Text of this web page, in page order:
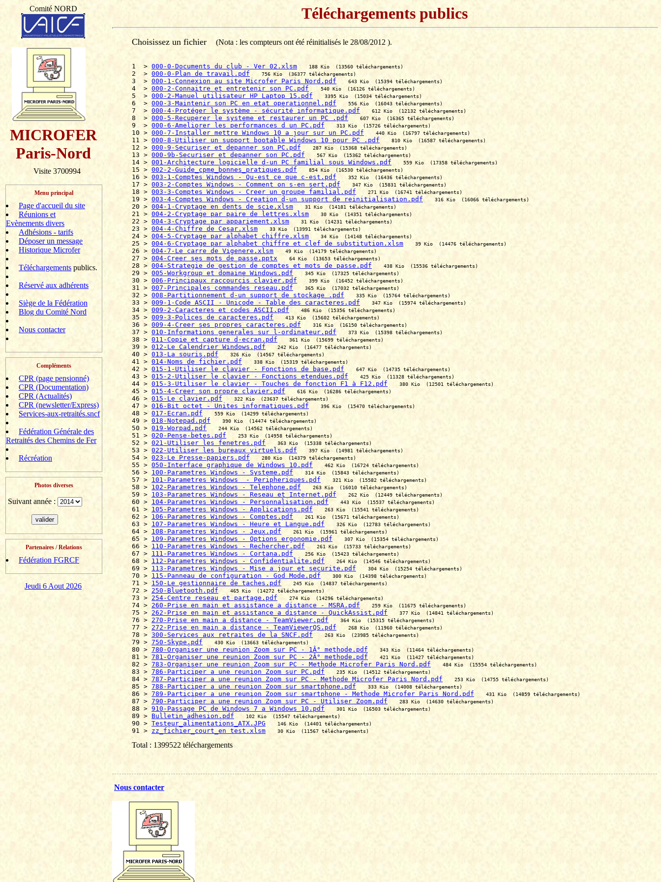
Comité NORD
MICROFER
Paris-Nord
Visite 3700994
Menu principal
Page d'accueil du site
Réunions et
Evènements divers
Adhésions - tarifs
Déposer un message
Historique Microfer
Téléchargements publics.
Réservé aux adhérents
Siège de la Fédération
Blog du Comité Nord
Nous contacter
Compléments
CPR (page pensionné)
CPR (Documentation)
CPR (Actualités)
CPR (newsletter/Express)
Services-aux-retraités.sncf
Fédération Générale des
Retraités des Chemins de Fer
Récréation
Photos diverses
Suivant année :
Partenaires / Relations
Fédération FGRCF
Jeudi 6 Aout 2026
Téléchargements publics
Choisissez un fichier (Nota : les compteurs ont été réinitialisés le 28/08/2012 ).
1  > 000-0-Documents du club - Ver 02.xlsm 188 Kio  (13560 téléchargements)
2  > 000-0-Plan de travail.pdf 756 Kio  (36377 téléchargements)
3  > 000-1-Connexion au site Microfer Paris Nord.pdf 643 Kio  (15394 téléchargements)
4  > 000-2-Connaitre et entretenir son PC.pdf 540 Kio  (16126 téléchargements)
5  > 000-2-Manuel utilisateur HP Laptop 15.pdf 3395 Kio  (15034 téléchargements)
6  > 000-3-Maintenir son PC en etat operationnel.pdf 556 Kio  (16043 téléchargements)
7  > 000-4-Protéger le système - sécurité informatique.pdf 612 Kio  (12132 téléchargements)
8  > 000-5-Recuperer le systeme et restaurer un PC .pdf 607 Kio  (16365 téléchargements)
9  > 000-6-Ameliorer les performances d un PC.pdf 313 Kio  (15726 téléchargements)
10 > 000-7-Installer mettre Windows 10 a jour sur un PC.pdf 440 Kio  (16797 téléchargements)
11 > 000-8-Utiliser un support bootable Windows 10 pour PC .pdf 810 Kio  (16587 téléchargements)
12 > 000-9-Securiser et depanner son PC.pdf 287 Kio  (15368 téléchargements)
13 > 000-9b-Securiser et depanner son PC.pdf 567 Kio  (15362 téléchargements)
14 > 001-Architecture logicielle d-un PC familial sous Windows.pdf 559 Kio  (17358 téléchargements)
15 > 002-2-Guide_cpme_bonnes_pratiques.pdf 854 Kio  (16530 téléchargements)
16 > 003-1-Comptes Windows - Qu-est ce que c-est.pdf 352 Kio  (16436 téléchargements)
17 > 003-2-Comptes Windows - Comment on s-en sert.pdf 347 Kio  (15831 téléchargements)
18 > 003-3-Comptes Windows - Creer un groupe familial.pdf 271 Kio  (16741 téléchargements)
19 > 003-4-Comptes Windows - Creation d-un support de reinitialisation.pdf 316 Kio  (16066 téléchargements)
20 > 004-1-Cryptage en dents de scie.xlsm 31 Kio  (14181 téléchargements)
21 > 004-2-Cryptage par paire de lettres.xlsm 30 Kio  (14351 téléchargements)
22 > 004-3-Cryptage par appariement.xlsm 31 Kio  (14231 téléchargements)
23 > 004-4-Chiffre de Cesar.xlsm 33 Kio  (13991 téléchargements)
24 > 004-5-Cryptage par alphabet chiffre.xlsm 34 Kio  (14148 téléchargements)
25 > 004-6-Cryptage par alphabet chiffre et clef de substitution.xlsm 39 Kio  (14476 téléchargements)
26 > 004-7-Le carre de Vigenere.xlsm 49 Kio  (14179 téléchargements)
27 > 004-Creer ses mots de passe.pptx 64 Kio  (13653 téléchargements)
28 > 004-Strategie de gestion de comptes et mots de passe.pdf 438 Kio  (15536 téléchargements)
29 > 005-Workgroup et domaine Windows.pdf 345 Kio  (17325 téléchargements)
30 > 006-Principaux raccourcis clavier.pdf 399 Kio  (16452 téléchargements)
31 > 007-Principales commandes reseau.pdf 365 Kio  (17032 téléchargements)
32 > 008-Partitionnement d-un support de stockage .pdf 335 Kio  (15764 téléchargements)
33 > 009-1-Code ASCII - Unicode - Table des caracteres.pdf 347 Kio  (15974 téléchargements)
34 > 009-2-Caracteres et codes ASCII.pdf 486 Kio  (15356 téléchargements)
35 > 009-3-Polices de caracteres.pdf 413 Kio  (15602 téléchargements)
36 > 009-4-Creer ses propres caracteres.pdf 316 Kio  (16150 téléchargements)
37 > 010-Informations generales sur l-ordinateur.pdf 373 Kio  (15398 téléchargements)
38 > 011-Copie et capture d-ecran.pdf 361 Kio  (15699 téléchargements)
39 > 012-Le Calendrier Windows.pdf 242 Kio  (16477 téléchargements)
40 > 013-La souris.pdf 326 Kio  (14567 téléchargements)
41 > 014-Noms de fichier.pdf 338 Kio  (15319 téléchargements)
42 > 015-1-Utiliser le clavier - Fonctions de base.pdf 647 Kio  (14735 téléchargements)
43 > 015-2-Utiliser le clavier - Fonctions etendues.pdf 425 Kio  (11328 téléchargements)
44 > 015-3-Utiliser le clavier - Touches de fonction F1 à F12.pdf 380 Kio  (12501 téléchargements)
45 > 015-4-Creer son propre clavier.pdf 616 Kio  (16286 téléchargements)
46 > 015-Le clavier.pdf 322 Kio  (23637 téléchargements)
47 > 016-Bit octet - Unites informatiques.pdf 396 Kio  (15470 téléchargements)
48 > 017-Ecran.pdf 559 Kio  (14299 téléchargements)
49 > 018-Notepad.pdf 390 Kio  (14474 téléchargements)
50 > 019-Worpad.pdf 244 Kio  (14562 téléchargements)
51 > 020-Pense-betes.pdf 253 Kio  (14958 téléchargements)
52 > 021-Utiliser les fenetres.pdf 363 Kio  (15338 téléchargements)
53 > 022-Utiliser les bureaux virtuels.pdf 397 Kio  (14981 téléchargements)
54 > 023-Le Presse-papiers.pdf 280 Kio  (14379 téléchargements)
55 > 050-Interface graphique de Windows 10.pdf 462 Kio  (16724 téléchargements)
56 > 100-Parametres Windows - Systeme.pdf 314 Kio  (15843 téléchargements)
57 > 101-Parametres Windows  - Peripheriques.pdf 321 Kio  (15582 téléchargements)
58 > 102-Parametres Windows - Telephone.pdf 263 Kio  (16010 téléchargements)
59 > 103-Parametres Windows - Reseau et Internet.pdf 262 Kio  (12449 téléchargements)
60 > 104-Parametres Windows - Personnalisation.pdf 443 Kio  (15537 téléchargements)
61 > 105-Parametres Windows - Applications.pdf 263 Kio  (15541 téléchargements)
62 > 106-Parametres Windows - Comptes.pdf 261 Kio  (15671 téléchargements)
63 > 107-Parametres Windows - Heure et Langue.pdf 326 Kio  (12783 téléchargements)
64 > 108-Parametres Windows - Jeux.pdf 261 Kio  (15961 téléchargements)
65 > 109-Parametres Windows - Options ergonomie.pdf 307 Kio  (15354 téléchargements)
66 > 110-Parametres Windows - Rechercher.pdf 261 Kio  (15733 téléchargements)
67 > 111-Parametres Windows - Cortana.pdf 256 Kio  (15423 téléchargements)
68 > 112-Parametres Windows - Confidentialite.pdf 264 Kio  (14546 téléchargements)
69 > 113-Parametres Windows - Mise a jour et securite.pdf 304 Kio  (15254 téléchargements)
70 > 115-Panneau de configuration - God Mode.pdf 300 Kio  (14398 téléchargements)
71 > 150-Le gestionnaire de taches.pdf 245 Kio  (14837 téléchargements)
72 > 250-Bluetooth.pdf 465 Kio  (14272 téléchargements)
73 > 254-Centre reseau et partage.pdf 274 Kio  (14296 téléchargements)
74 > 260-Prise en main et assistance a distance - MSRA.pdf 259 Kio  (11675 téléchargements)
75 > 262-Prise en main et assistance a distance - QuickAssist.pdf 377 Kio  (14841 téléchargements)
76 > 270-Prise en main a distance - TeamViewer.pdf 364 Kio  (15315 téléchargements)
77 > 272-Prise en main a distance - TeamViewerQS.pdf 268 Kio  (11960 téléchargements)
78 > 300-Services aux retraites de la SNCF.pdf 263 Kio  (23985 téléchargements)
79 > 750-Skype.pdf 430 Kio  (13663 téléchargements)
80 > 780-Organiser une reunion Zoom sur PC - 1Â° methode.pdf 343 Kio  (11464 téléchargements)
81 > 781-Organiser une reunion Zoom sur PC - 2Â° methode.pdf 421 Kio  (11427 téléchargements)
82 > 783-Organiser une reunion Zoom sur PC - Methode Microfer Paris Nord.pdf 484 Kio  (15554 téléchargements)
83 > 786-Participer a une reunion Zoom sur PC.pdf 235 Kio  (14512 téléchargements)
84 > 787-Participer a une reunion Zoom sur PC - Methode Microfer Paris Nord.pdf 253 Kio  (14755 téléchargements)
85 > 788-Participer a une reunion Zoom sur smartphone.pdf 333 Kio  (14008 téléchargements)
86 > 789-Participer a une reunion Zoom sur smartphone - Methode Microfer Paris Nord.pdf 431 Kio  (14859 téléchargements)
87 > 790-Participer a une reunion Zoom sur PC - Utiliser Zoom.pdf 283 Kio  (14630 téléchargements)
88 > 910-Passage PC de Windows 7 a Windows 10.pdf 301 Kio  (16503 téléchargements)
89 > Bulletin_adhesion.pdf 102 Kio  (15547 téléchargements)
90 > Testeur_alimentations_ATX.JPG 146 Kio  (14401 téléchargements)
91 > zz_fichier_court_en test.xlsm 30 Kio  (11567 téléchargements)
Total : 1399522 téléchargements
Nous contacter